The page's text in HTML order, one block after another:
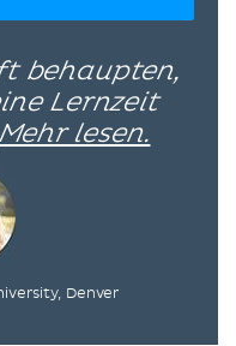
behaupten,
Lernzeit
Mehr lesen.
Denver